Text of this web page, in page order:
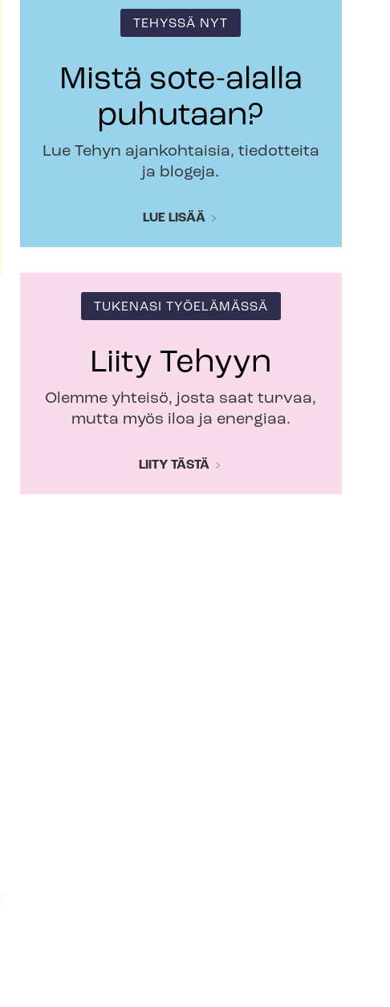
TEHYSSÄ NYT
Mistä sote-alalla
puhutaan?
Lue Tehyn ajankohtaisia, tiedotteita
ja blogeja.
LUE LISÄÄ
TUKENASI TYÖELÄMÄSSÄ
Liity Tehyyn
Olemme yhteisö, josta saat turvaa,
mutta myös iloa ja energiaa.
LIITY TÄSTÄ